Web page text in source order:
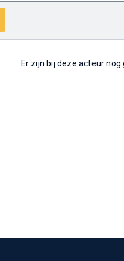
Er zijn bij deze acteur